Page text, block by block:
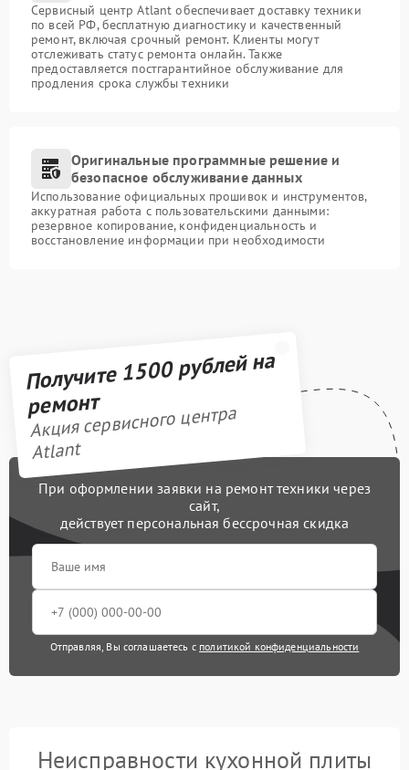
Сервисный центр Atlant обеспечивает доставку техники
по всей РФ, бесплатную диагностику и качественный
ремонт, включая срочный ремонт. Клиенты могут
отслеживать статус ремонта онлайн. Также
предоставляется постгарантийное обслуживание для
продления срока службы техники
Оригинальные программные решение и
безопасное обслуживание данных
Использование официальных прошивок и инструментов,
аккуратная работа с пользовательскими данными:
резервное копирование, конфиденциальность и
восстановление информации при необходимости
Получите 1500 рублей на
ремонт
Акция сервисного центра
Atlant
При оформлении заявки на ремонт техники через
сайт,
действует персональная бессрочная скидка
Отправляя, Вы соглашаетесь с политикой конфиденциальности
Неисправности кухонной плиты